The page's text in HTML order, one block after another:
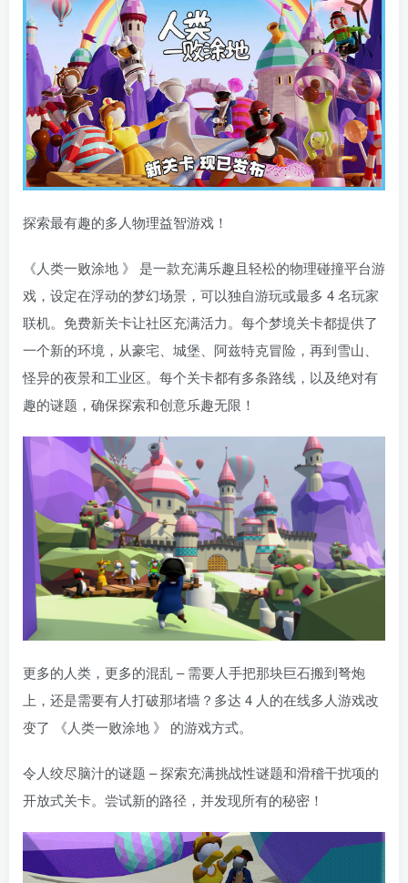
探索最有趣的多人物理益智游戏！
《人类一败涂地 》 是一款充满乐趣且轻松的物理碰撞平台游
戏，设定在浮动的梦幻场景，可以独自游玩或最多 4 名玩家
联机。免费新关卡让社区充满活力。每个梦境关卡都提供了
一个新的环境，从豪宅、城堡、阿兹特克冒险，再到雪山、
怪异的夜景和工业区。每个关卡都有多条路线，以及绝对有
趣的谜题，确保探索和创意乐趣无限！
更多的人类，更多的混乱 – 需要人手把那块巨石搬到弩炮
上，还是需要有人打破那堵墙？多达 4 人的在线多人游戏改
变了 《人类一败涂地 》 的游戏方式。
令人绞尽脑汁的谜题 – 探索充满挑战性谜题和滑稽干扰项的
开放式关卡。尝试新的路径，并发现所有的秘密！